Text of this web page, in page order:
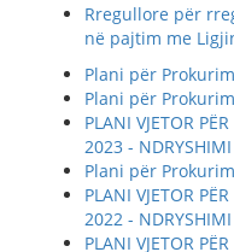
Rregullore për
në pajtim me
Plani për
Plani për
PLANI VJETOR
2023 - NDRYSHIMI
Plani për
PLANI VJETOR
2022 - NDRYSHIMI
PLANI VJETOR